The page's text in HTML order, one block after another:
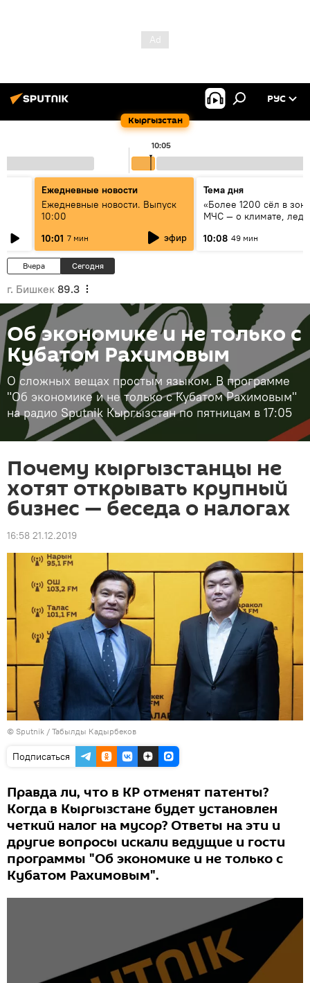
Кыргызстан
РУС
10:05
Ежедневные новости
Ежедневные новости. Выпуск
10:00
10:01 7 мин эфир
Тема дня
«Более 1200 сёл в
МЧС — о климате,
населения
10:08 49 мин
Вчера Сегодня
г. Бишкек 89.3
Об экономике и не только с
Кубатом Рахимовым
О сложных вещах простым языком. В программе
"Об экономике и не только с Кубатом Рахимовым"
на радио Sputnik Кыргызстан по пятницам в 17:05
Почему кыргызстанцы не
хотят открывать крупный
бизнес — беседа о налогах
16:58 21.12.2019
© Sputnik / Табылды Кадырбеков
Подписаться
Правда ли, что в КР отменят патенты?
Когда в Кыргызстане будет установлен
четкий налог на мусор? Ответы на эти и
другие вопросы искали ведущие и гости
программы "Об экономике и не только с
Кубатом Рахимовым".